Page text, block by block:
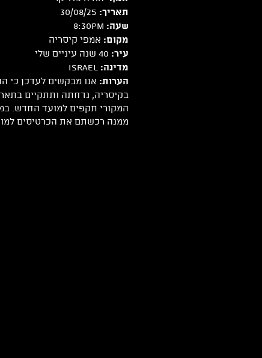
תאריך: 30/08/25
שעה: 8:30pm
מקום: אמפי קיסריה
עיר: 40 שנה עיניים שלי
מדינה: Israel
הערות:
המקורי תקפים למועד החדש.
ממנה רכשתם את הכרטיסים למופע בתאריך